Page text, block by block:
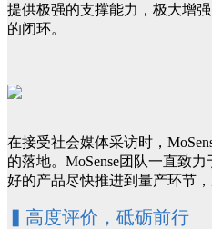
提供极强的支撑能力，极大增
的闭环。
在接受社会媒体采访时，
的落地。MoSense团队一直致
好的产品尽快推进到量产环节
▍高度评价，砥砺前行